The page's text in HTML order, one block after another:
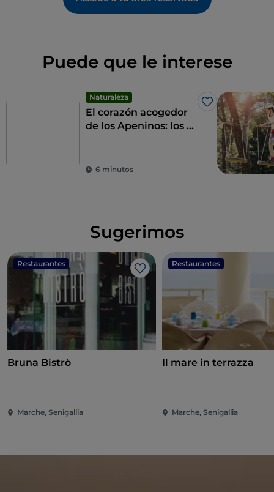
Puede que le interese
Naturaleza
Me gusta
El corazón acogedor
de los Apeninos: los 9
6 minutos
Sugerimos
Restaurantes
Me gusta
Bruna Bistrò
Marche, Senigallia
Restaurantes
Il mare in terrazza
Marche, Senigallia